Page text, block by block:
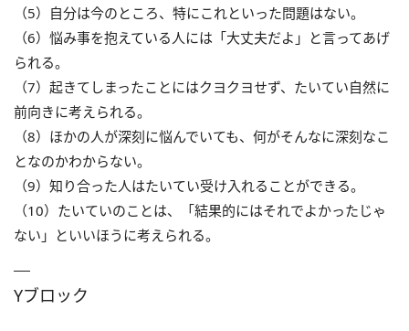
（5）自分は今のところ、特にこれといった問題はない。
（6）悩み事を抱えている人には「大丈夫だよ」と言ってあげ
られる。
（7）起きてしまったことにはクヨクヨせず、たいてい自然に
前向きに考えられる。
（8）ほかの人が深刻に悩んでいても、何がそんなに深刻なこ
となのかわからない。
（9）知り合った人はたいてい受け入れることができる。
（10）たいていのことは、「結果的にはそれでよかったじゃ
ない」といいほうに考えられる。
Yブロック